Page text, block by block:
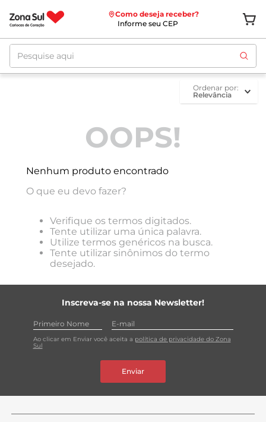
Como deseja receber?
Informe seu CEP
Pesquise aqui
ordenar por
Relevância
OOPS!
Nenhum produto encontrado
O que eu devo fazer?
Verifique os termos digitados.
Tente utilizar uma única palavra.
Utilize termos genéricos na busca.
Tente utilizar sinônimos do termo
desejado.
Inscreva-se na nossa Newsletter!
Ao clicar em Enviar você aceita a política de privacidade do Zona
Sul
Enviar